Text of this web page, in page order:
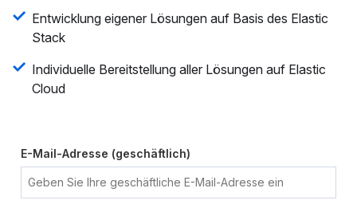
Entwicklung eigener Lösungen auf Basis des Elastic
Stack
Individuelle Bereitstellung aller Lösungen auf Elastic
Cloud
E-Mail-Adresse (geschäftlich)